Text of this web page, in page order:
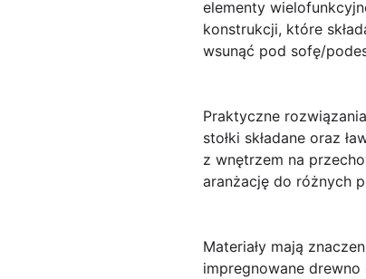
elementy
konstrukcji, które
wsunąć pod sofę/
Praktyczne
stołki składane oraz
z wnętrzem na
aranżację do różnych
Materiały mają
impregnowane